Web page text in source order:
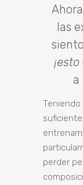
las
¡esto
a
perder